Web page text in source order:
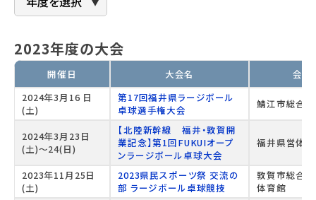
2023年度の大会
開催日 大会名
会場
2024年3月16 日
(土)
第17回福井県ラージボール
卓球選手権大会
鯖江市総合
2024年3月23日
(土)～24(日)
【北陸新幹線 福井・敦賀開
業記念】第1回FUKUIオープ
ンラージボール卓球大会
福井県営体
2023年11月25日
(土)
2023県民スポーツ祭 交流の
部 ラージボール卓球競技
敦賀市総合
体育館